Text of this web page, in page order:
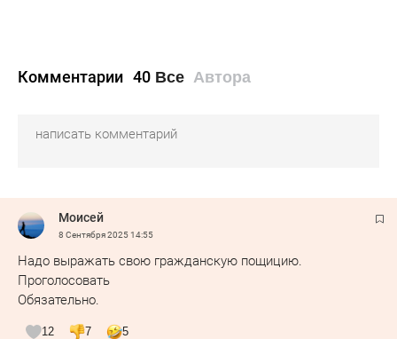
Комментарии 40 Все Автора
Моисей
8 Сентября 202514:55
Надо выражать свою гражданскую пощицию.
Проголосовать
Обязательно.
12 7 5